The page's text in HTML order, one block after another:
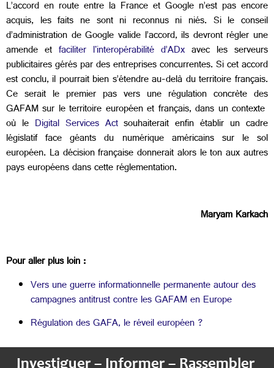
L’accord en route entre la France et Google n’est pas encore
acquis, les faits ne sont ni reconnus ni niés. Si le conseil
d’administration de Google valide l’accord, ils devront régler une
amende et faciliter l'interopérabilité d’ADx avec les serveurs
publicitaires gérés par des entreprises concurrentes. Si cet accord
est conclu, il pourrait bien s’étendre au-delà du territoire français.
Ce serait le premier pas vers une régulation concrète des
GAFAM sur le territoire européen et français, dans un contexte
où le Digital Services Actsouhaiterait enfin établir un cadre
législatif face géants du numérique américains sur le sol
européen. La décision française donnerait alors le ton aux autres
pays européens dans cette réglementation.
Maryam Karkach
Pour aller plus loin :
Vers une guerre informationnelle permanente autour des
campagnes antitrust contre les GAFAM en Europe
Régulation des GAFA, le réveil européen ?
Investiguer – Informer – Rassembler